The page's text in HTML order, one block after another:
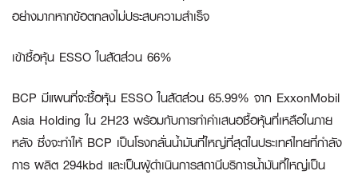
อย่างมากหากข้อตกลงไม่ประสบความสำเร็จ
เข้าซื้อหุ้น ESSO ในสัดส่วน 66%
BCP มีแผนที่จะซื้อหุ้น ESSO ในสัดส่วน 65.99% จาก ExxonMobil
Asia Holding ใน 2H23 พร้อมกับการทำคำเสนอซื้อหุ้นที่เหลือในภาย
หลัง ซึ่งจะทำให้ BCP เป็นโรงกลั่นน้ำมันที่ใหญ่ที่สุดในประเทศไทยที่กำลัง
การ ผลิต 294kbd และเป็นผู้ดำเนินการสถานีบริการน้ำมันที่ใหญ่เป็น